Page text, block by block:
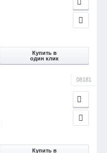
Купить в
один клик
08181
Купить в